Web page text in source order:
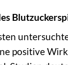
positive